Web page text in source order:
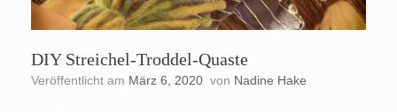
DIY Streichel-Troddel-Quaste
Veröffentlicht am März 6, 2020 von Nadine Hake